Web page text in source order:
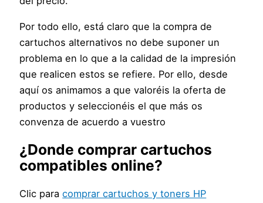
Por todo ello, está claro que la compra de
cartuchos alternativos no debe suponer un
problema en lo que a la calidad de la impresión
que realicen estos se refiere. Por ello, desde
aquí os animamos a que valoréis la oferta de
productos y seleccionéis el que más os
convenza de acuerdo a vuestro
¿Donde comprar cartuchos
compatibles online?
Clic paracomprar cartuchos y toners HP